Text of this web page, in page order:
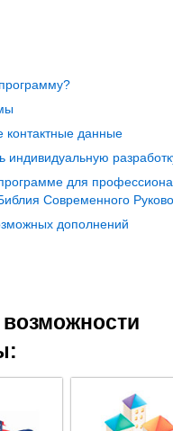
контактные данные
индивидуальную
для
Современного
дополнений